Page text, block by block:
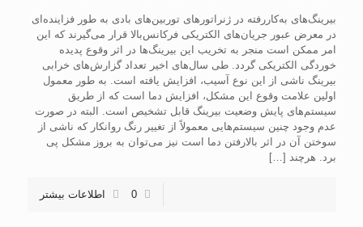
بیرینگ‌های به‌کاررفته در ژنراتورهای توربین‌های بادی به طور فزاینده‌ای
در معرض عبور جریان‌های الکتریکی فرکانس‌بالا قرار می‌گیرند که این
امر ممکن است منجر به تخریب این بیرینگ‌ها در اثر وقوع پدیده
خوردگی الکتریکی گردد. طی سال‌های اخیر تعداد گزارش‌های خرابی‌
بیرینگ ناشی از این نوع آسیب، افزایش یافته است. به طور معمول
اولین علامت وقوع این مشکل، افزایش دما است که از طریق
سیستم‌های پایش وضعیت بیرینگ قابل تشخیص است. البته در صورت
عدم وجود چنین سیستم‌هایی معمولاً از تغییر رنگ روانکار که ناشی از
سوختن آن در اثر بالارفتن دما است نیز می‌توان به بروز مشکل پی
برد. هرچند […]
0 اطلاعات بیشتر